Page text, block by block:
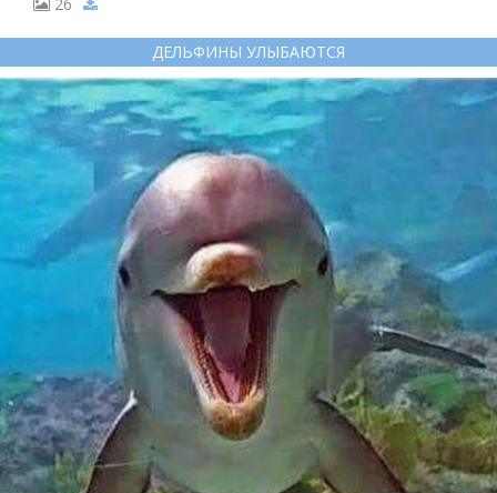
ДЕЛЬФИНЫ УЛЫБАЮТСЯ